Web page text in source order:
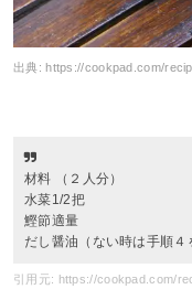
出典:https://cookpad.com/
材料 （２人分）
水菜1/2把
鰹節適量
だし醤油（ない時は手順
引用元: https://cookpad.com/